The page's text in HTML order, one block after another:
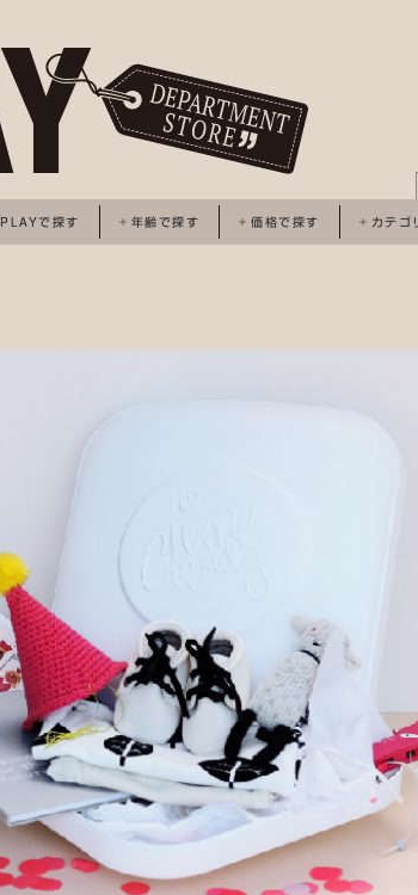
PLAYで探す 年齢で探す 価格で探す カテゴ